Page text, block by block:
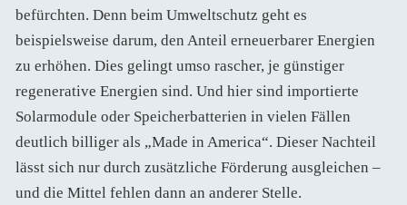
befürchten. Denn beim Umweltschutz geht es
beispielsweise darum, den Anteil erneuerbarer Energien
zu erhöhen. Dies gelingt umso rascher, je günstiger
regenerative Energien sind. Und hier sind importierte
Solarmodule oder Speicherbatterien in vielen Fällen
deutlich billiger als „Made in America“. Dieser Nachteil
lässt sich nur durch zusätzliche Förderung ausgleichen –
und die Mittel fehlen dann an anderer Stelle.